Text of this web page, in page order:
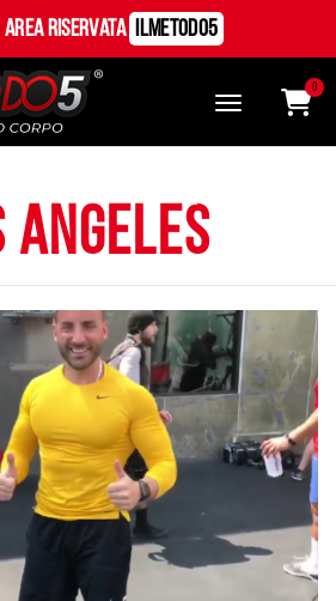
Riservata ILMetodo5
0
angeles